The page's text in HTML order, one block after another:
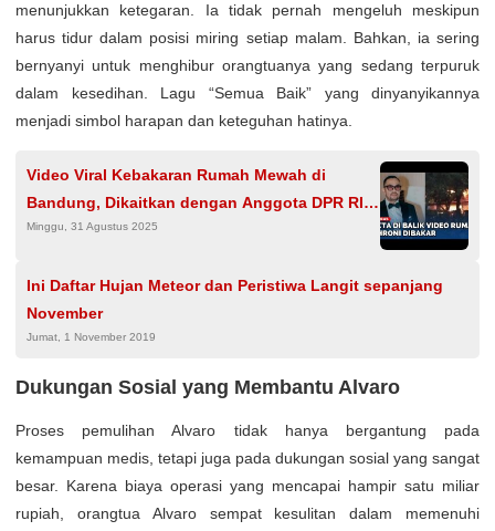
menunjukkan ketegaran. Ia tidak pernah mengeluh meskipun
harus tidur dalam posisi miring setiap malam. Bahkan, ia sering
bernyanyi untuk menghibur orangtuanya yang sedang terpuruk
dalam kesedihan. Lagu “Semua Baik” yang dinyanyikannya
menjadi simbol harapan dan keteguhan hatinya.
Video Viral Kebakaran Rumah Mewah di
Bandung, Dikaitkan dengan Anggota DPR RI
Ahmad Sahroni Ternyata Hoaks
Minggu, 31 Agustus 2025
Ini Daftar Hujan Meteor dan Peristiwa Langit sepanjang
November
Jumat, 1 November 2019
Dukungan Sosial yang Membantu Alvaro
Proses pemulihan Alvaro tidak hanya bergantung pada
kemampuan medis, tetapi juga pada dukungan sosial yang sangat
besar. Karena biaya operasi yang mencapai hampir satu miliar
rupiah, orangtua Alvaro sempat kesulitan dalam memenuhi